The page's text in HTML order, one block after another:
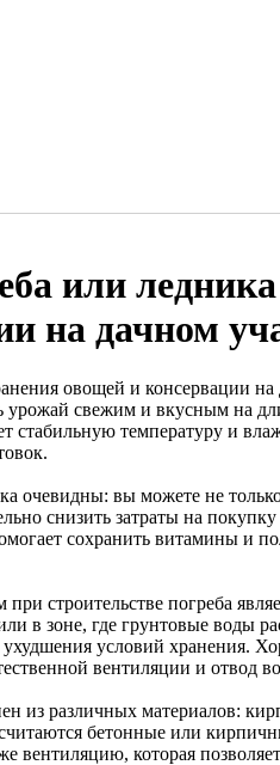
или
на дачном
овощей и консервации
урожай свежим и вкусным на
стабильную температуру и
очевидны: вы можете не
снизить затраты на
сохранить витамины и
строительстве погреба
в зоне, где грунтовые воды
условий хранения.
вентиляции и отвод
из различных материалов:
бетонные или
вентиляцию, которая